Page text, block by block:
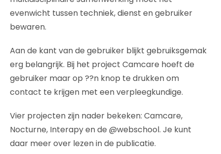
evenwicht tussen techniek, dienst en gebruiker
bewaren.
Aan de kant van de gebruiker blijkt gebruiksgemak
erg belangrijk. Bij het project Camcare hoeft de
gebruiker maar op ??n knop te drukken om
contact te krijgen met een verpleegkundige.
Vier projecten zijn nader bekeken: Camcare,
Nocturne, Interapy en de @webschool. Je kunt
daar meer over lezen in de publicatie.